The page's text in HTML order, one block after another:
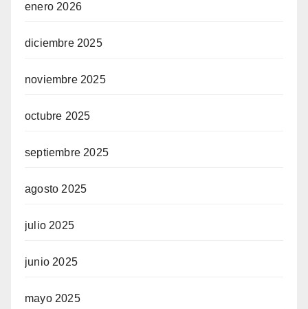
enero 2026
diciembre 2025
noviembre 2025
octubre 2025
septiembre 2025
agosto 2025
julio 2025
junio 2025
mayo 2025